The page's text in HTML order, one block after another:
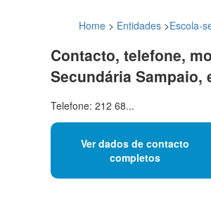
Home > Entidades >Escola-
Contacto, telefone,
Secundária Sampaio,
Telefone: 212 68...
Ver dados de contacto
completos